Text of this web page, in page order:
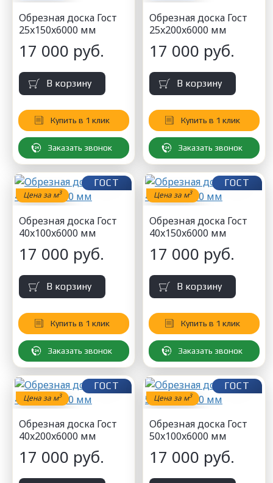
Обрезная доска Гост
25x150x6000 мм
17 000 руб.
В корзину
Купить в 1 клик
Заказать звонок
Обрезная доска Гост
25x200x6000 мм
17 000 руб.
В корзину
Купить в 1 клик
Заказать звонок
Цена за м3
ГОСТ
Обрезная доска Гост
40x100x6000 мм
17 000 руб.
В корзину
Купить в 1 клик
Заказать звонок
Цена за м3
ГОСТ
Обрезная доска Гост
40x150x6000 мм
17 000 руб.
В корзину
Купить в 1 клик
Заказать звонок
Цена за м3
ГОСТ
Обрезная доска Гост
40x200x6000 мм
17 000 руб.
Цена за м3
ГОСТ
Обрезная доска Гост
50x100x6000 мм
17 000 руб.